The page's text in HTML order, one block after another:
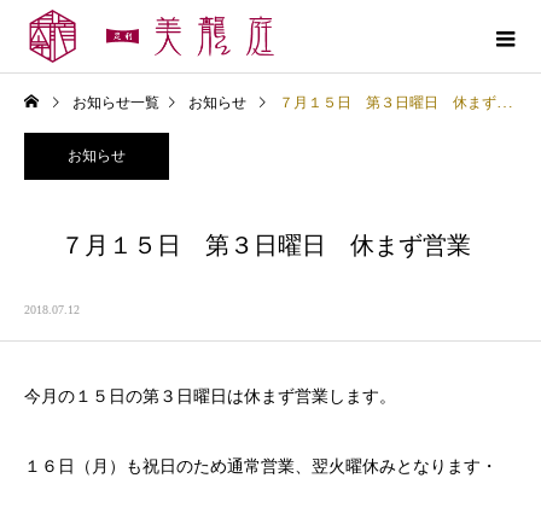
お知らせ一覧 お知らせ ７月１５日 第３日曜日 休まず営業
お知らせ
７月１５日 第３日曜日 休まず営業
2018.07.12
今月の１５日の第３日曜日は休まず営業します。
１６日（月）も祝日のため通常営業、翌火曜休みとなります・